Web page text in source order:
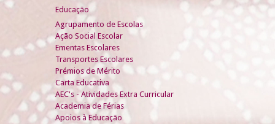
Educação
Agrupamento de Escolas
Ação Social Escolar
Ementas Escolares
Transportes Escolares
Prémios de Mérito
Carta Educativa
AEC's - Atividades Extra Curricular
Academia de Férias
Apoios à Educação